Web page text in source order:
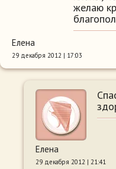
желаю
Елена
29 декабря 2012 | 17:03
Елена
29 декабря 2012 | 21:41